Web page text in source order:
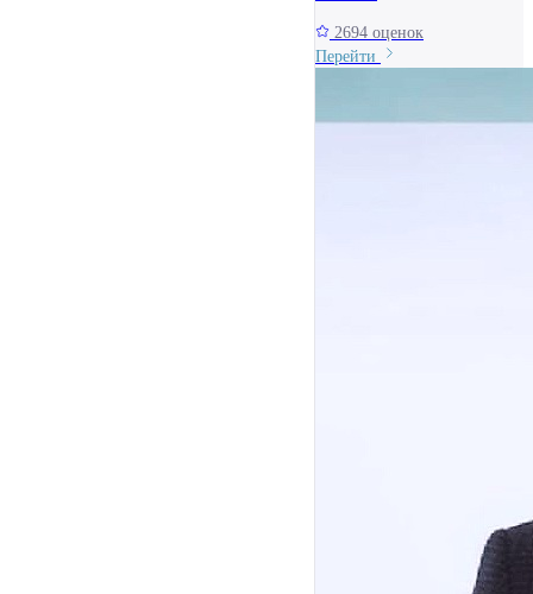
2694 оценок
Перейти